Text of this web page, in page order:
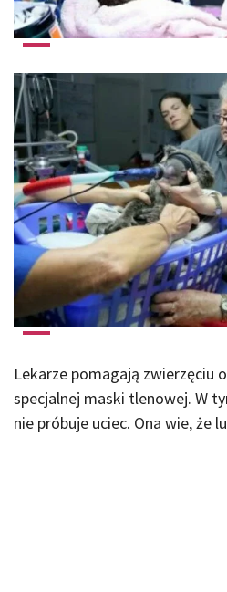
Lekarze pomagają zwierzęciu
specjalnej maski tlenowej. W
nie próbuje uciec. Ona wie, że